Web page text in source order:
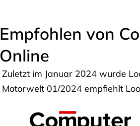
Empfohlen von
Online
Zuletzt im Januar 2024 wurde
Motorwelt 01/2024 empfiehlt